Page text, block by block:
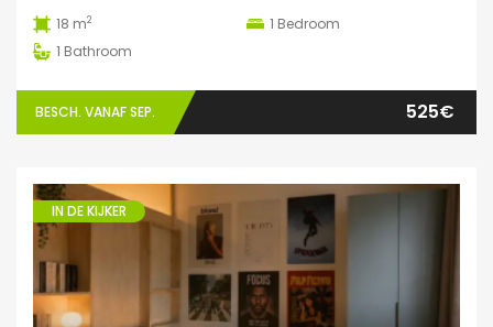
18 m2 1 Bedroom
1 Bathroom
BESCH. VANAF SEP. 525€
IN DE KIJKER